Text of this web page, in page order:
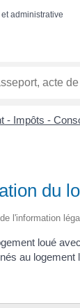
administrative
- Impôts -
du
l'information
loué
au logement